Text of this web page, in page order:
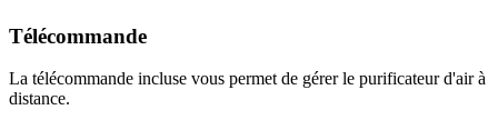
Télécommande
La télécommande incluse vous permet de gérer le purificateur d'air à
distance.